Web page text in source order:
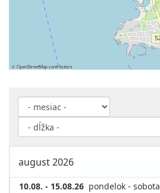
©OpenStreetMapcontributors
august 2026
10.08. - 15.08.26 pondelok - sobota